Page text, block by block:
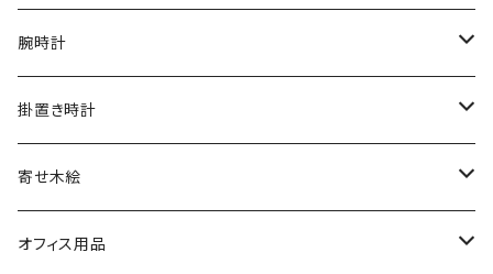
腕時計
文字盤シングルタイプ
シルバーリングタイプ
シルバーリングタイプ
文字盤ツートンタイプ
掛置き時計
ふくろう時計
振り子時計
寄せ木絵
ふくろう
オフィス用品